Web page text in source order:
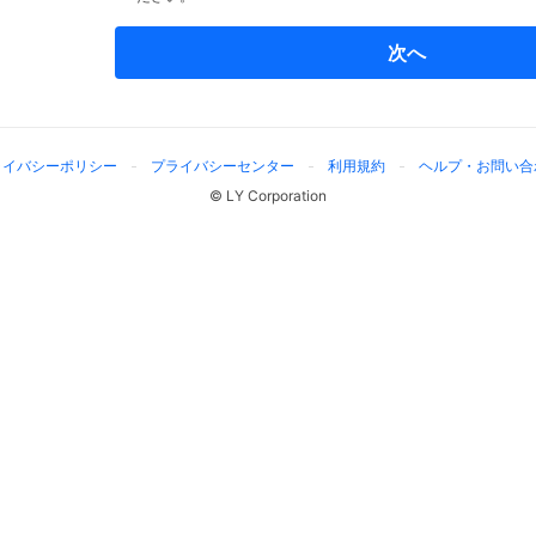
次へ
バシーポリシー プライバシーセンター 利用規約
ヘルプ・お問い
© LY Corporation